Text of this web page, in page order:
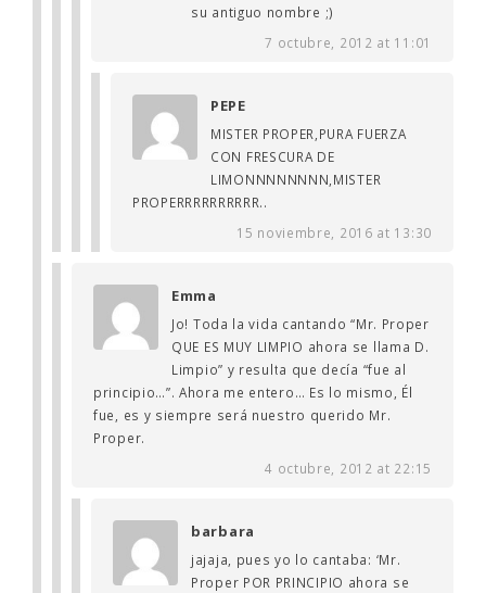
su antiguo nombre ;)
7 octubre, 2012 at 11:01
PEPE
MISTER PROPER,PURA FUERZA
CON FRESCURA DE
LIMONNNNNNNN,MISTER
PROPERRRRRRRRRR..
15 noviembre, 2016 at 13:30
Emma
Jo! Toda la vida cantando “Mr. Proper
QUE ES MUY LIMPIO ahora se llama D.
Limpio” y resulta que decía “fue al
principio…”. Ahora me entero… Es lo mismo, Él
fue, es y siempre será nuestro querido Mr.
Proper.
4 octubre, 2012 at 22:15
barbara
jajaja, pues yo lo cantaba: ‘Mr.
Proper POR PRINCIPIO ahora se